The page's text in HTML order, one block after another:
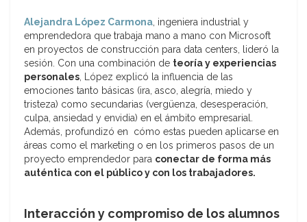
Alejandra López Carmona, ingeniera industrial y
emprendedora que trabaja mano a mano con Microsoft
en proyectos de construcción para data centers, lideró la
sesión. Con una combinación de teoría y experiencias
personales, López explicó la influencia de las
emociones tanto básicas (ira, asco, alegría, miedo y
tristeza) como secundarias (vergüenza, desesperación,
culpa, ansiedad y envidia) en el ámbito empresarial.
Además, profundizó en cómo estas pueden aplicarse en
áreas como el marketing o en los primeros pasos de un
proyecto emprendedor para conectar de forma más
auténtica con el público y con los trabajadores.
Interacción y compromiso de los alumnos